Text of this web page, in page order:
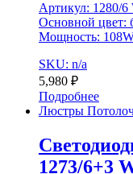
Артикул: 1280/6
Основной цвет:
Мощность:
SKU: n/a
5,980 ₽
Подробнее
Люстры
1273/6+3